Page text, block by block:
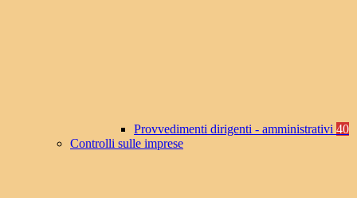
Provvedimenti dirigenti - amministrativi 40
Controlli sulle imprese